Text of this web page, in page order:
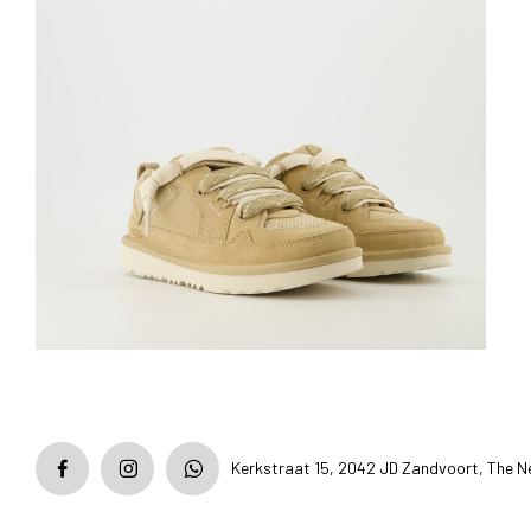
Kerkstraat 15, 2042 JD Zandvoort, The